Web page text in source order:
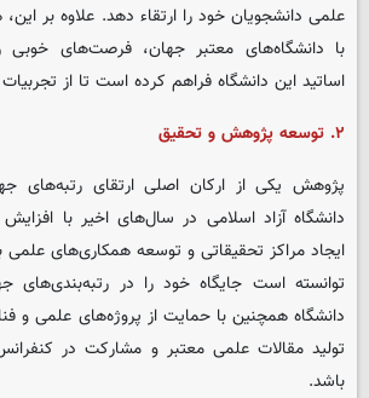
علمی دانشجویان خود را ارتقاء دهد. علاوه بر
با دانشگاه‌های معتبر جهان، فرصت‌های خوبی
اساتید این دانشگاه فراهم کرده است تا از
۲. توسعه پژوهش و تحقیق
پژوهش یکی از ارکان اصلی ارتقای رتبه‌های
دانشگاه آزاد اسلامی در سال‌های اخیر با
ایجاد مراکز تحقیقاتی و توسعه همکاری‌های علمی
توانسته است جایگاه خود را در رتبه‌بندی‌های
دانشگاه همچنین با حمایت از پروژه‌های علمی و
تولید مقالات علمی معتبر و مشارکت در
باشد.